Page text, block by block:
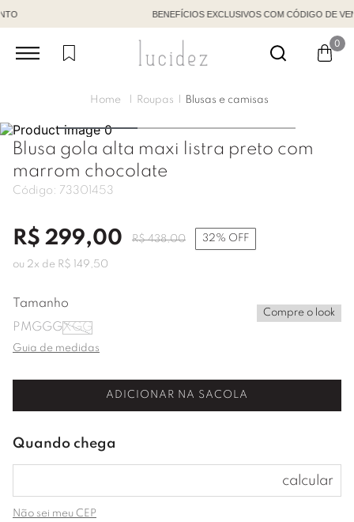
BENEFÍCIOS EXCLUSIVOS COM CÓDIGO DE VENDEDORA
0
Roupas Blusas e camisas
Blusa gola alta maxi listra preto com
marrom chocolate
Código: 73301453
R$ 299,00 R$ 438,00 32% OFF
ou 2x de R$ 149 ,50
Tamanho
PMGGGXGG
Compre o look
Guia de medidas
ADICIONAR NA SACOLA
Não sei meu CEP